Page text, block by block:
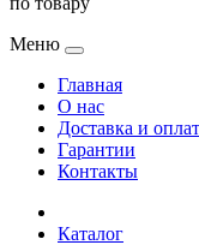
Меню
Главная
О нас
Доставка и
Гарантии
Контакты
Каталог